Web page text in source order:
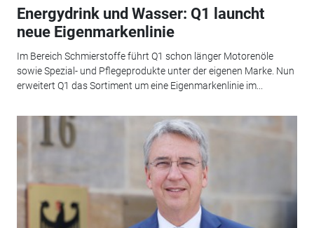
Energydrink und Wasser: Q1 launcht
neue Eigenmarkenlinie
Im Bereich Schmierstoffe führt Q1 schon länger Motorenöle
sowie Spezial- und Pflegeprodukte unter der eigenen Marke. Nun
erweitert Q1 das Sortiment um eine Eigenmarkenlinie im...